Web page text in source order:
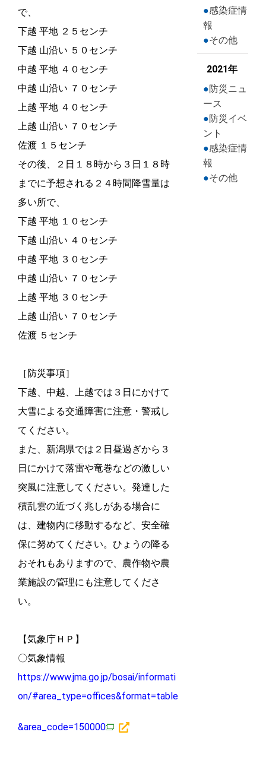
で、
下越 平地 ２５センチ
下越 山沿い ５０センチ
中越 平地 ４０センチ
中越 山沿い ７０センチ
上越 平地 ４０センチ
上越 山沿い ７０センチ
佐渡 １５センチ
その後、２日１８時から３日１８時
までに予想される２４時間降雪量は
多い所で、
下越 平地 １０センチ
下越 山沿い ４０センチ
中越 平地 ３０センチ
中越 山沿い ７０センチ
上越 平地 ３０センチ
上越 山沿い ７０センチ
佐渡 ５センチ
［防災事項］
下越、中越、上越では３日にかけて
大雪による交通障害に注意・警戒し
てください。
また、新潟県では２日昼過ぎから３
日にかけて落雷や竜巻などの激しい
突風に注意してください。発達した
積乱雲の近づく兆しがある場合に
は、建物内に移動するなど、安全確
保に努めてください。ひょうの降る
おそれもありますので、農作物や農
業施設の管理にも注意してくださ
い。
【気象庁ＨＰ】
〇気象情報
https://www.jma.go.jp/bosai/informati
on/#area_type=offices&format=table
&area_code=150000
感染症情
報
その他
2021年
防災ニュ
ース
防災イベ
ント
感染症情
報
その他